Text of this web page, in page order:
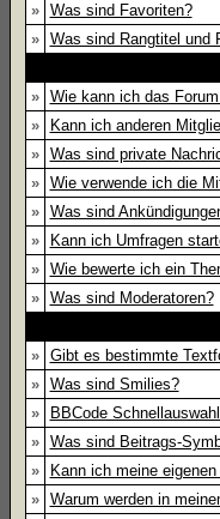
»
Was sind Favoriten?
»
Was sind Rangtitel und
»
Wie kann ich das
»
Kann ich anderen
»
Was sind private
»
Wie verwende ich die
»
Was sind
»
Kann ich Umfragen
»
Wie bewerte ich ein
»
Was sind Moderatoren?
»
Gibt es bestimmte
»
Was sind Smilies?
»
BBCode
»
Was sind Beitrags-
»
Kann ich meine
»
Warum werden in